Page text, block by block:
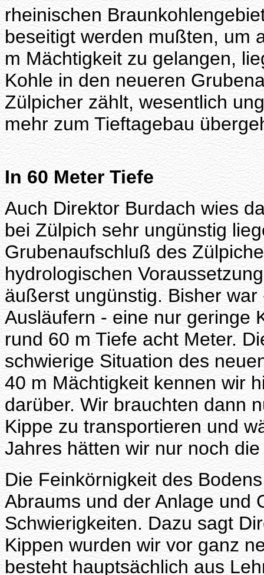
rheinischen
beseitigt werden mußten, um
m Mächtigkeit zu gelangen,
Kohle in den neueren
Zülpicher zählt, wesentlich
mehr zum Tieftagebau
In 60 Meter Tiefe
Auch Direktor Burdach wies
bei Zülpich sehr ungünstig
Grubenaufschluß des
hydrologischen
äußerst ungünstig. Bisher
Ausläufern - eine nur geringe
rund 60 m Tiefe acht Meter.
schwierige Situation des
40 m Mächtigkeit kennen wir
darüber. Wir brauchten dann
Kippe zu transportieren und
Jahres hätten wir nur noch
Die Feinkörnigkeit des
Abraums und der Anlage und
Schwierigkeiten. Dazu sagt
Kippen wurden wir vor ganz
besteht hauptsächlich aus